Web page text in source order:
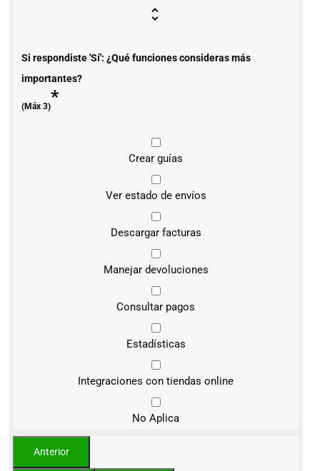
Si respondiste 'Sí': ¿Qué funciones consideras más
importantes?
(Máx 3)*
Crear guías
Ver estado de envíos
Descargar facturas
Manejar devoluciones
Consultar pagos
Estadísticas
Integraciones con tiendas online
No Aplica